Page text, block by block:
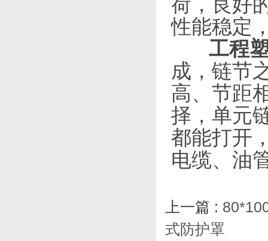
荷，良好
性能稳定
工程
成，链节
高、节距
择，单元
都能打开
电缆、油
上一篇 :
式防护罩